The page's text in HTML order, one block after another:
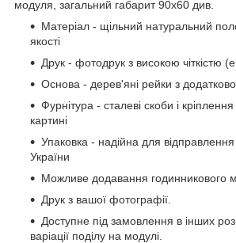
модуля, загальний габарит 90x60 див.
Матеріал - щільний натуральний
якості
Друк - фотодрук з високою чіткістю
Основа - дерев'яні рейки з
Фурнітура - сталеві скоби і
картині
Упаковка - надійна для
України
Можливе додавання годинникового
Друк з вашої фотографії.
Доступне під замовлення в інших
варіації поділу на модулі.